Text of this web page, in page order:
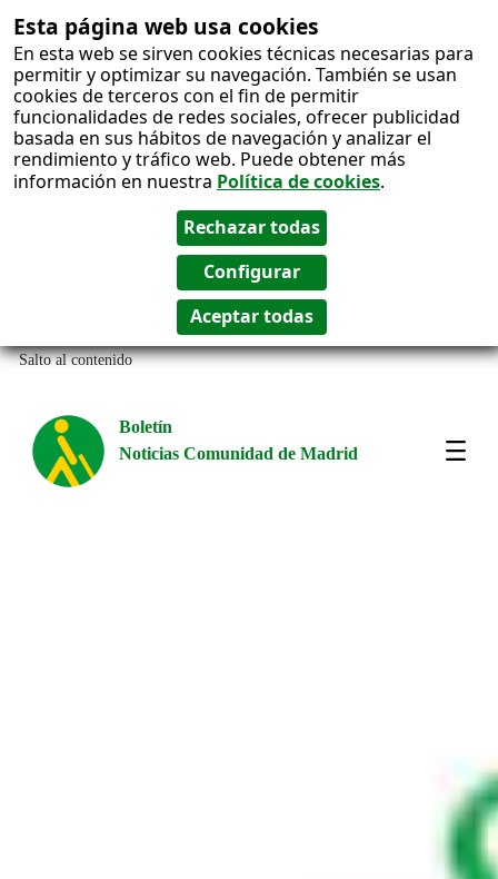
Esta página web usa cookies
En esta web se sirven cookies técnicas necesarias para
permitir y optimizar su navegación. También se usan
cookies de terceros con el fin de permitir
funcionalidades de redes sociales, ofrecer publicidad
basada en sus hábitos de navegación y analizar el
rendimiento y tráfico web. Puede obtener más
información en nuestra Política de cookies.
Salto al contenido
Boletín
Noticias Comunidad de Madrid